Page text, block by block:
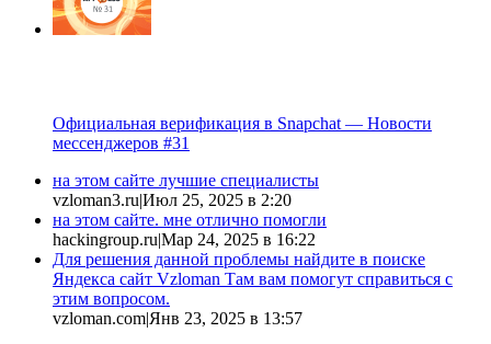
Официальная верификация в Snapchat — Новости
мессенджеров #31
на этом сайте лучшие специалисты
vzloman3.ru|Июл 25, 2025 в 2:20
на этом сайте. мне отлично помогли
hackingroup.ru|Мар 24, 2025 в 16:22
Для решения данной проблемы найдите в поиске
Яндекса сайт Vzloman Там вам помогут справиться с
этим вопросом.
vzloman.com|Янв 23, 2025 в 13:57